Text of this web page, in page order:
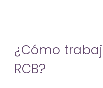
¿Cómo
RCB?